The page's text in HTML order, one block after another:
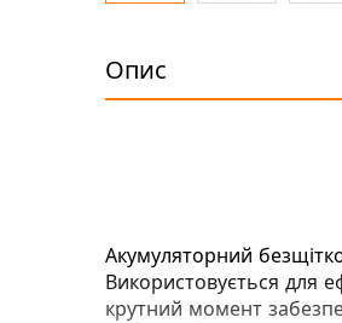
початку
галереї
Опис
Акумуляторний
Використовується для
крутний момент